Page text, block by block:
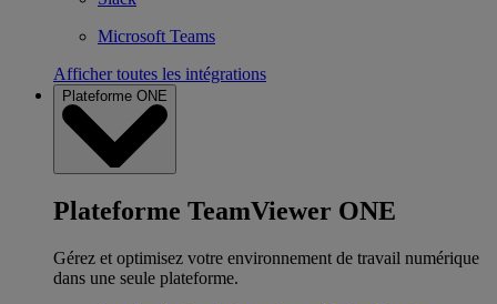
Microsoft Teams
Afficher toutes les intégrations
Plateforme ONE
Plateforme TeamViewer ONE
Gérez et optimisez votre environnement de travail numérique
dans une seule plateforme.